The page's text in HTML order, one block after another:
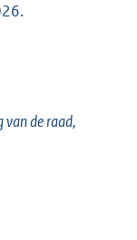
van de raad,